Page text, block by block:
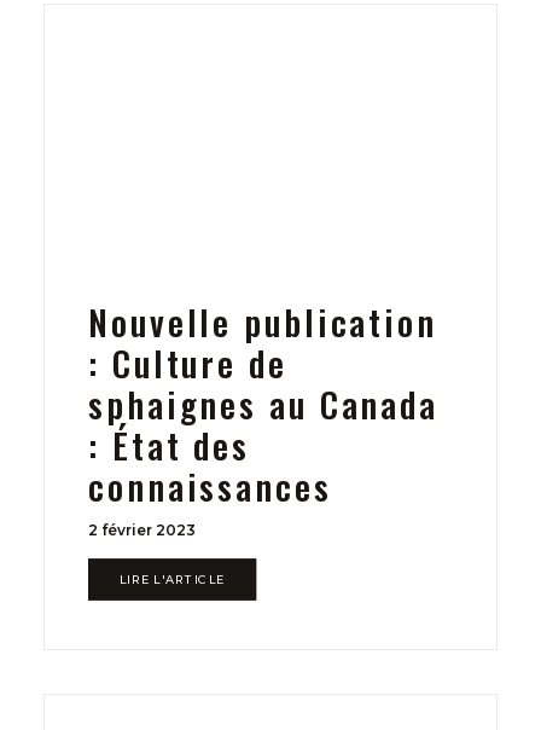
Nouvelle publication
: Culture de
sphaignes au Canada
: État des
connaissances
2 février 2023
LIRE L'ARTICLE